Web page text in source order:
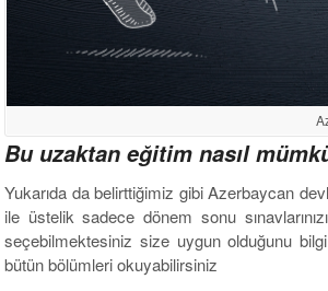
Bu uzaktan eğitim nasıl
Yukarıda da belirttiğimiz gibi Azerbaycan
ile üstelik sadece dönem sonu
seçebilmektesiniz size uygun olduğunu
bütün bölümleri okuyabilirsiniz